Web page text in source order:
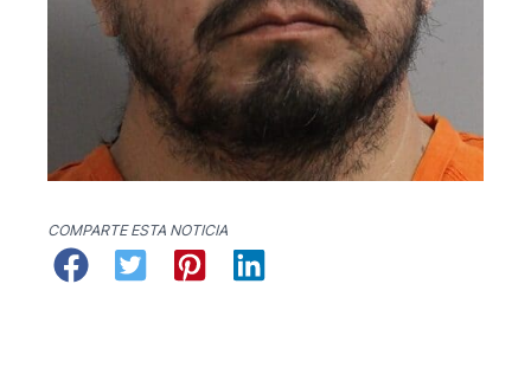
COMPARTE ESTA NOTICIA